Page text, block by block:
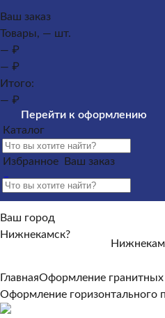
Памятники из гранита
могилу
Контакты и адреса офисов
памятника?
Информация покупателю
Какие условия по оплате и
Отзывы
Ваш заказ
Товары, — шт.
— ₽
— ₽
Итого:
— ₽
Перейти к оформлению
Каталог
Избранное Ваш заказ
Ваш город
Нижнекамск?
ГлавнаяОформление гранитных
Оформление горизонтального